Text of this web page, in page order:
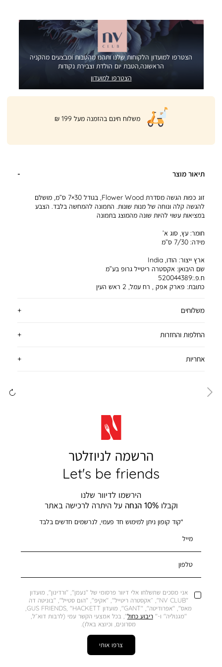
הצטרפו למועדון הלקוחות שלנו ותהנו מהטבות ומבצעים מהקניה
הראשונה,הטבת יום הולדת וצבירת נקודות
הצטרפו למועדון
|
product
page
banner
משלוח חינם בהזמנה מעל 199 ₪
תיאור מוצר
משלוחים
החלפות והחזרות
אחריות
זוג כפות הגשה מסדרת Flower Wood, בגודל 30×7 ס”מ, מושלם
להגשה קלה ונוחה של מנות שונות. התמונה להמחשה בלבד. הצבע
במציאות עשוי להיות שונה מהמוצג בתמונה
חומר: עץ, סוג א’
מידה: 7/30 ס”מ
ארץ ייצור: הודו, India
שם היבואן: אקסטרה ריטייל גרופ בע”מ
ח.פ.:520044389
כתובת: פארק אפק , רח עמל, 2 ראש העין
הרשמה לניוזלטר
Let's be friends
הירשמו לדיוור שלנו
וקבלו10% הנחה על היתרה לרכישה באתר
*קוד קופון ניתן למימוש חד פעמי, לנרשמים חדשים בלבד
מייל
טלפון
אני מסכים שתשלחו אלי דיוור פרסומי של "נעמן", "ורדינון", מועדון
"NV CLUB", ״אקסטרה ריטייל", "אקיפ", "הום סטייל", "בוניטה דה
מאס", "אפרודיטה", "GANT", מועדון GUS FRIENDS, "HACKETT,
"מגנוליה" ו-" ריבוע כחול", בכל אמצעי הקשר עמי (לרבות דוא״ל,
מסרונים, וכיוצא באלו).
צרפו אותי